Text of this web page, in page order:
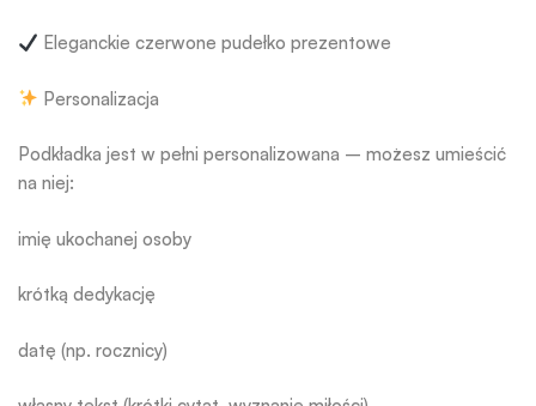
Eleganckie czerwone pudełko prezentowe
Personalizacja
Podkładka jest w pełni personalizowana – możesz umieścić
na niej:
imię ukochanej osoby
krótką dedykację
datę (np. rocznicy)